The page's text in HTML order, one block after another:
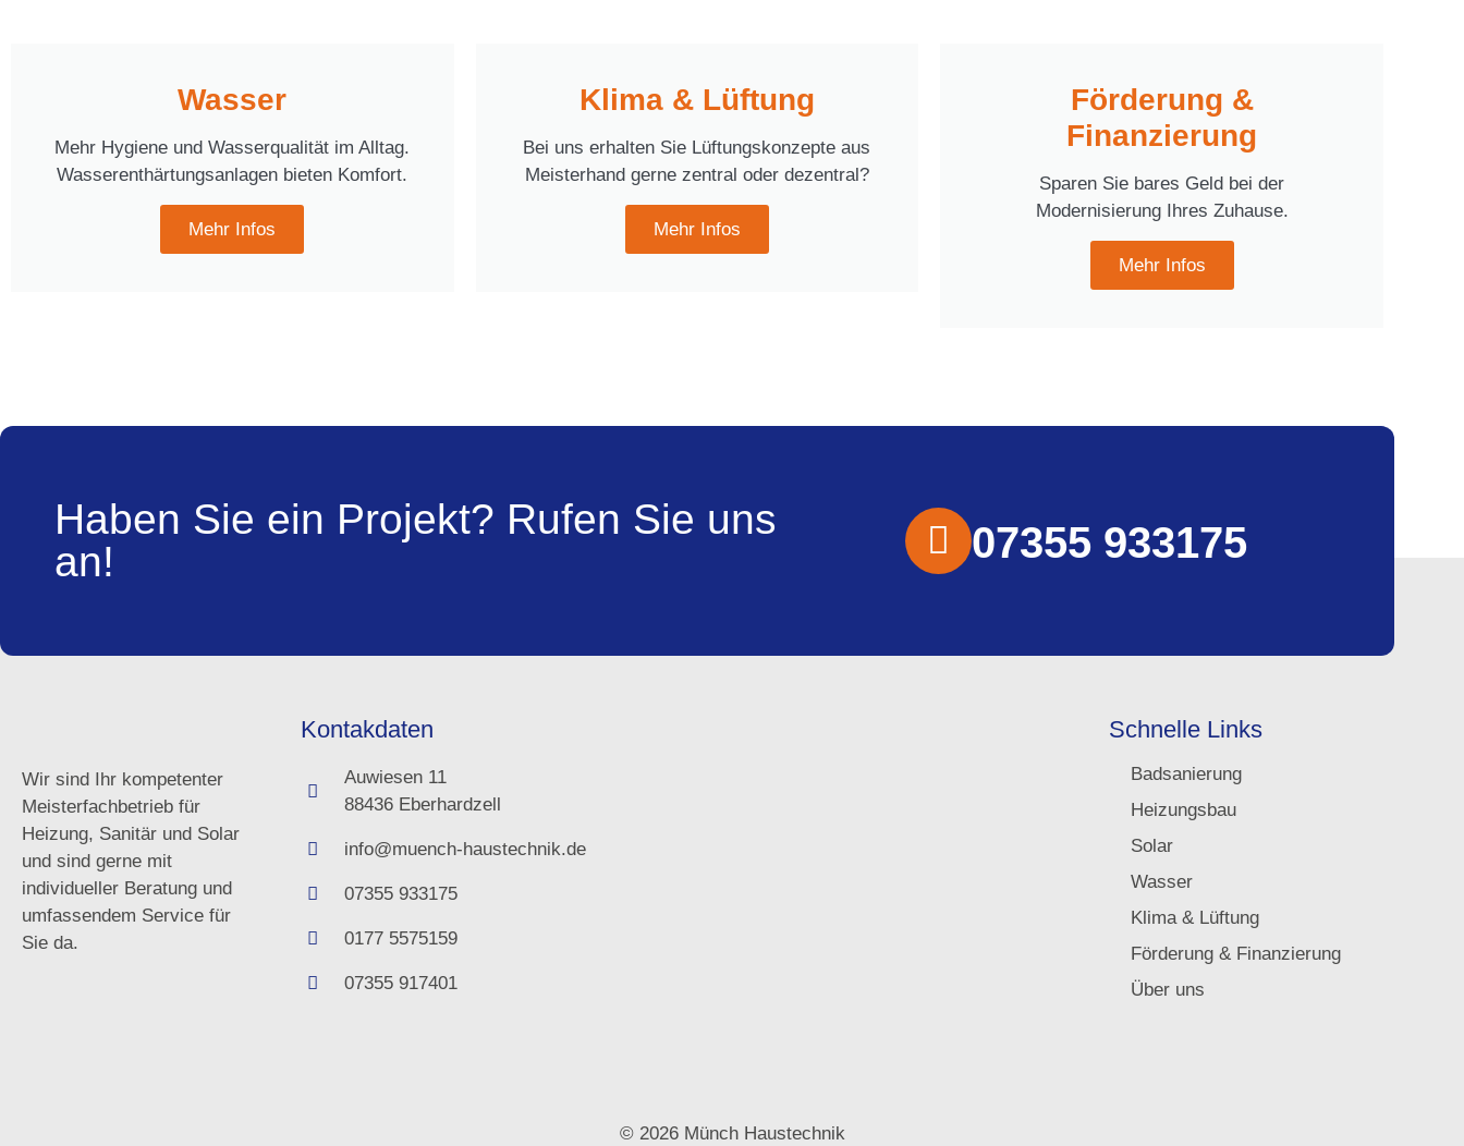
Wasser
Mehr Hygiene und Wasserqualität im Alltag.
Wasserenthärtungsanlagen bieten Komfort.
Mehr Infos
Klima & Lüftung
Bei uns erhalten Sie Lüftungskonzepte aus
Meisterhand gerne zentral oder dezentral?
Mehr Infos
Förderung &
Finanzierung
Sparen Sie bares Geld bei der
Modernisierung Ihres Zuhause.
Mehr Infos
Haben Sie ein Projekt? Rufen Sie uns
an!
07355 933175
Wir sind Ihr kompetenter
Meisterfachbetrieb für
Heizung, Sanitär und Solar
und sind gerne mit
individueller Beratung und
umfassendem Service für
Sie da.
Kontakdaten
Auwiesen 11
88436 Eberhardzell
info@muench-haustechnik.de
07355 933175
0177 5575159
07355 917401
Schnelle Links
Badsanierung
Heizungsbau
Solar
Wasser
Klima & Lüftung
Förderung & Finanzierung
Über uns
© 2026 Münch Haustechnik